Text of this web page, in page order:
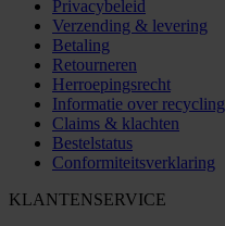
Privacybeleid
Verzending & levering
Betaling
Retourneren
Herroepingsrecht
Informatie over recycling
Claims & klachten
Bestelstatus
Conformiteitsverklaring
KLANTENSERVICE